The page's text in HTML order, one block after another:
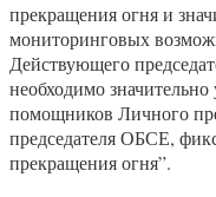
прекращения огня и
мониторинговых
Действующего
необходимо
помощников Личного
председателя ОБСЕ,
прекращения огня”.